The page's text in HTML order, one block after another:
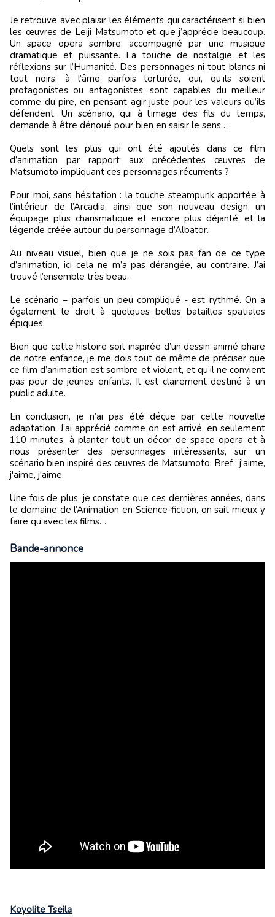
Je retrouve avec plaisir les éléments qui caractérisent si bien
les œuvres de Leiji Matsumoto et que j’apprécie beaucoup.
Un space opera sombre, accompagné par une musique
dramatique et puissante. La touche de nostalgie et les
réflexions sur l’Humanité. Des personnages ni tout blancs ni
tout noirs, à l’âme parfois torturée, qui, qu’ils soient
protagonistes ou antagonistes, sont capables du meilleur
comme du pire, en pensant agir juste pour les valeurs qu’ils
défendent. Un scénario, qui à l’image des fils du temps,
demande à être dénoué pour bien en saisir le sens…
Quels sont les plus qui ont été ajoutés dans ce film
d’animation par rapport aux précédentes œuvres de
Matsumoto impliquant ces personnages récurrents ?
Pour moi, sans hésitation : la touche steampunk apportée à
l’intérieur de l’Arcadia, ainsi que son nouveau design, un
équipage plus charismatique et encore plus déjanté, et la
légende créée autour du personnage d’Albator.
Au niveau visuel, bien que je ne sois pas fan de ce type
d’animation, ici cela ne m’a pas dérangée, au contraire. J’ai
trouvé l’ensemble très beau.
Le scénario – parfois un peu compliqué - est rythmé. On a
également le droit à quelques belles batailles spatiales
épiques.
Bien que cette histoire soit inspirée d’un dessin animé phare
de notre enfance, je me dois tout de même de préciser que
ce film d’animation est sombre et violent, et qu’il ne convient
pas pour de jeunes enfants. Il est clairement destiné à un
public adulte.
En conclusion, je n’ai pas été déçue par cette nouvelle
adaptation. J’ai apprécié comme on est arrivé, en seulement
110 minutes, à planter tout un décor de space opera et à
nous présenter des personnages intéressants, sur un
scénario bien inspiré des œuvres de Matsumoto. Bref : j'aime,
j'aime, j'aime.
Une fois de plus, je constate que ces dernières années, dans
le domaine de l’Animation en Science-fiction, on sait mieux y
faire qu’avec les films…
Bande-annonce
Koyolite Tseila